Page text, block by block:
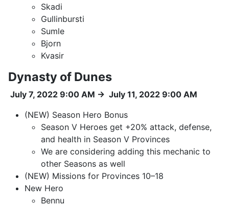
Skadi
Gullinbursti
Sumle
Bjorn
Kvasir
Dynasty of Dunes
July 7, 2022 9:00 AM → July 11, 2022 9:00 AM
(NEW) Season Hero Bonus
Season V Heroes get +20% attack, defense,
and health in Season V Provinces
We are considering adding this mechanic to
other Seasons as well
(NEW) Missions for Provinces 10–18
New Hero
Bennu